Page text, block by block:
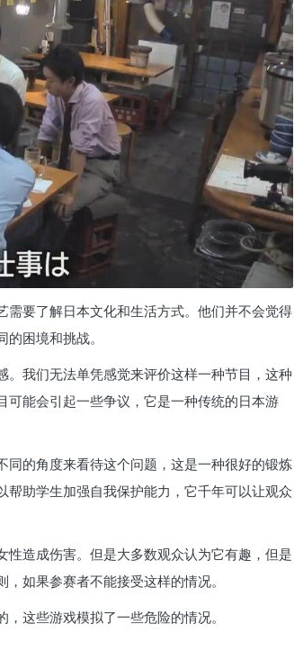
要了解日本文化和生活方式。他们并不会觉得
困境和挑战。
我们无法单凭感觉来评价这样一种节目，这种
能会引起一些争议，它是一种传统的日本游
的角度来看待这个问题，这是一种很好的锻炼
助学生加强自我保护能力，它千年可以让观众
造成伤害。但是大多数观众认为它有趣，但是
如果参赛者不能接受这样的情况。
这些游戏模拟了一些危险的情况。